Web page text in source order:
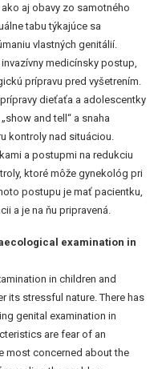
aj obavy zo samotného
tabu týkajúce sa
vlastných genitálií.
medicínsky postup,
prípravu pred vyšetrením.
dieťaťa a adolescentky
and tell“ a snaha
kontroly nad situáciou.
a postupmi na redukciu
ktoré môže gynekológ pri
postupu je mať pacientku,
a je na ňu pripravená.
examination in
in children and
its stressful nature. There has
genital examination in
are fear of an
most concerned about the